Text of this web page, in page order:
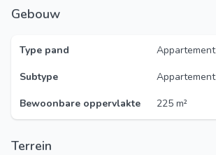
Gebouw
Type pand
Appartement
Subtype
Appartement
Bewoonbare oppervlakte
225 m²
Terrein